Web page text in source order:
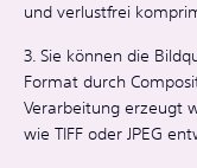
und verlustfrei
3. Sie können die
Format durch
Verarbeitung erzeugt
wie TIFF oder JPEG